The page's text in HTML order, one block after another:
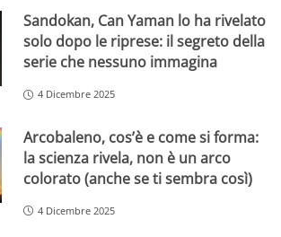
Sandokan, Can Yaman lo ha rivelato
solo dopo le riprese: il segreto della
serie che nessuno immagina
4 Dicembre 2025
Arcobaleno, cos’è e come si forma:
la scienza rivela, non è un arco
colorato (anche se ti sembra così)
4 Dicembre 2025